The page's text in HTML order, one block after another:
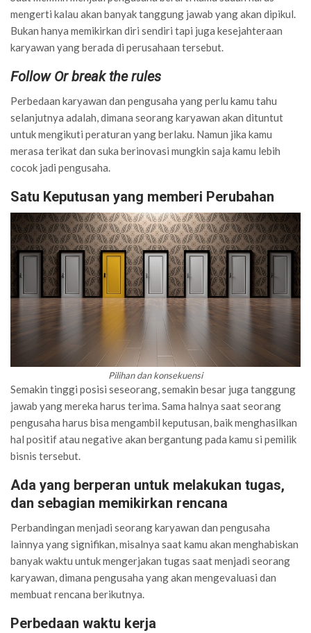
mengerti kalau akan banyak tanggung jawab yang akan dipikul.
Bukan hanya memikirkan diri sendiri tapi juga kesejahteraan
karyawan yang berada di perusahaan tersebut.
Follow Or break the rules
Perbedaan karyawan dan pengusaha yang perlu kamu tahu
selanjutnya adalah, dimana seorang karyawan akan dituntut
untuk mengikuti peraturan yang berlaku. Namun jika kamu
merasa terikat dan suka berinovasi mungkin saja kamu lebih
cocok jadi pengusaha.
Satu Keputusan yang memberi Perubahan
Pilihan dan konsekuensi
Semakin tinggi posisi seseorang, semakin besar juga tanggung
jawab yang mereka harus terima. Sama halnya saat seorang
pengusaha harus bisa mengambil keputusan, baik menghasilkan
hal positif atau negative akan bergantung pada kamu si pemilik
bisnis tersebut.
Ada yang berperan untuk melakukan tugas,
dan sebagian memikirkan rencana
Perbandingan menjadi seorang karyawan dan pengusaha
lainnya yang signifikan, misalnya saat kamu akan menghabiskan
banyak waktu untuk mengerjakan tugas saat menjadi seorang
karyawan, dimana pengusaha yang akan mengevaluasi dan
membuat rencana berikutnya.
Perbedaan waktu kerja